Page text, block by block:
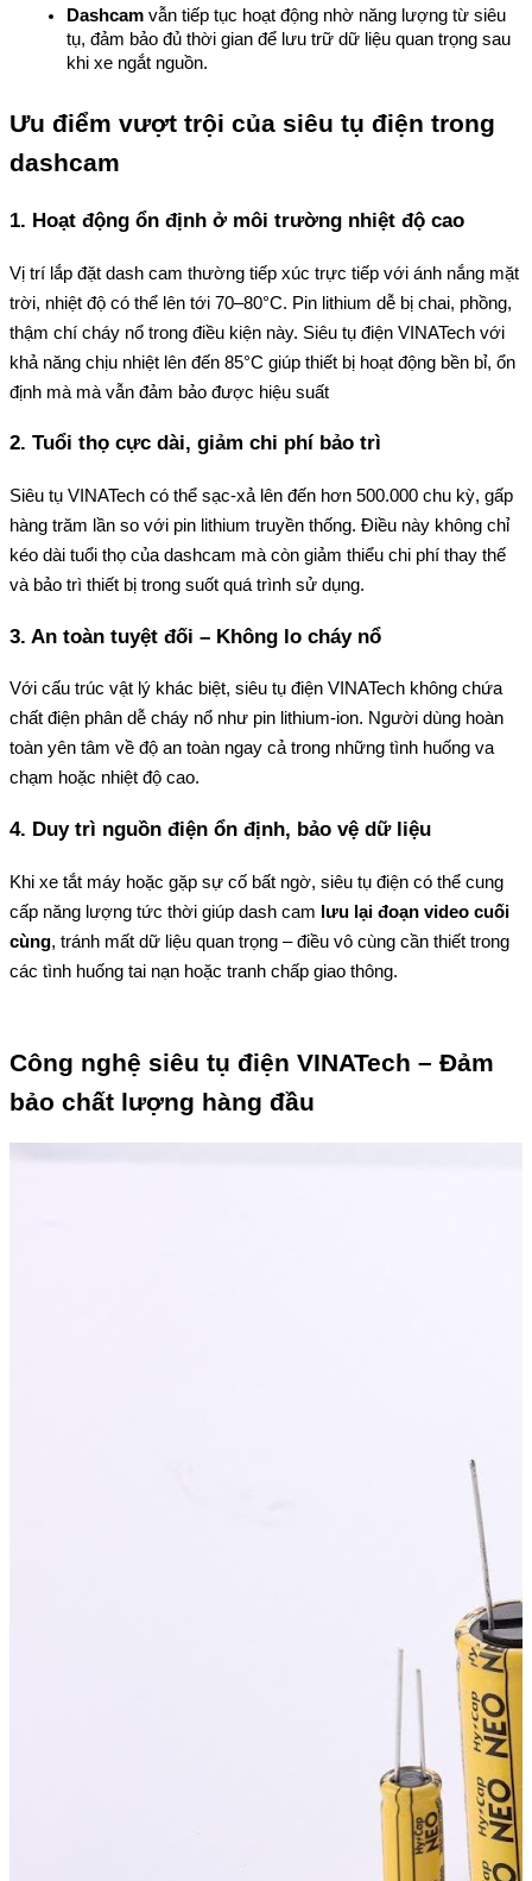
Dashcam vẫn tiếp tục hoạt động nhờ năng lượng từ siêu
tụ, đảm bảo đủ thời gian để lưu trữ dữ liệu quan trọng sau
khi xe ngắt nguồn.
Ưu điểm vượt trội của siêu tụ điện trong
dashcam
1. Hoạt động ổn định ở môi trường nhiệt độ cao
Vị trí lắp đặt dash cam thường tiếp xúc trực tiếp với ánh nắng mặt
trời, nhiệt độ có thể lên tới 70–80°C. Pin lithium dễ bị chai, phồng,
thậm chí cháy nổ trong điều kiện này. Siêu tụ điện VINATech với
khả năng chịu nhiệt lên đến 85°C giúp thiết bị hoạt động bền bỉ, ổn
định mà mà vẫn đảm bảo được hiệu suất
2. Tuổi thọ cực dài, giảm chi phí bảo trì
Siêu tụ VINATech có thể sạc-xả lên đến hơn 500.000 chu kỳ, gấp
hàng trăm lần so với pin lithium truyền thống. Điều này không chỉ
kéo dài tuổi thọ của dashcam mà còn giảm thiểu chi phí thay thế
và bảo trì thiết bị trong suốt quá trình sử dụng.
3. An toàn tuyệt đối – Không lo cháy nổ
Với cấu trúc vật lý khác biệt, siêu tụ điện VINATech không chứa
chất điện phân dễ cháy nổ như pin lithium-ion. Người dùng hoàn
toàn yên tâm về độ an toàn ngay cả trong những tình huống va
chạm hoặc nhiệt độ cao.
4. Duy trì nguồn điện ổn định, bảo vệ dữ liệu
Khi xe tắt máy hoặc gặp sự cố bất ngờ, siêu tụ điện có thể cung
cấp năng lượng tức thời giúp dash cam lưu lại đoạn video cuối
cùng, tránh mất dữ liệu quan trọng – điều vô cùng cần thiết trong
các tình huống tai nạn hoặc tranh chấp giao thông.
Công nghệ siêu tụ điện VINATech – Đảm
bảo chất lượng hàng đầu